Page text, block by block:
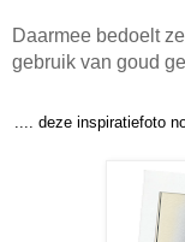
Daarmee bedoelt
gebruik van goud
.... deze inspiratiefoto